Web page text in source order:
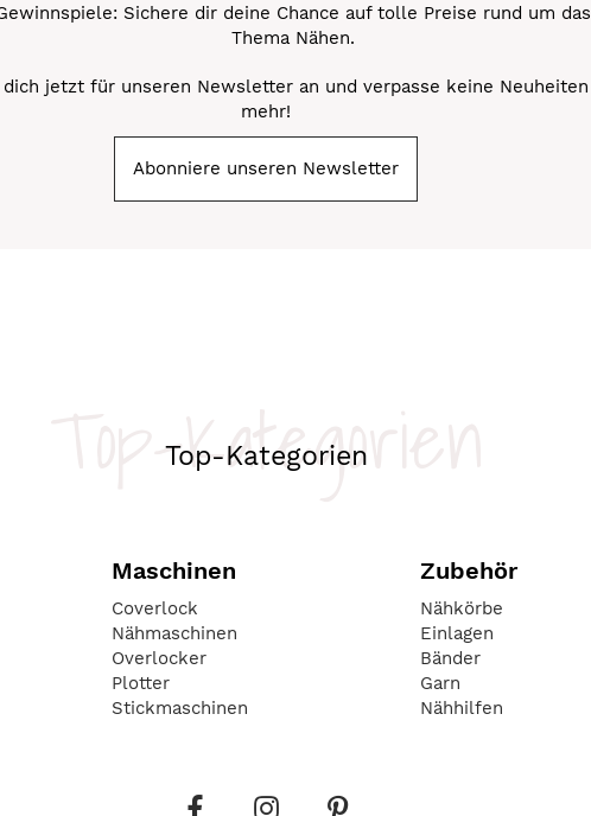
Sichere dir deine Chance auf tolle Preise rund um das
Thema Nähen.
dich jetzt für unseren Newsletter an und verpasse keine Neuheiten
mehr!
Abonniere unseren Newsletter
Top-Kategorien
Top-Kategorien
Maschinen
Coverlock
Nähmaschinen
Overlocker
Plotter
Stickmaschinen
Zubehör
Nähkörbe
Einlagen
Bänder
Garn
Nähhilfen